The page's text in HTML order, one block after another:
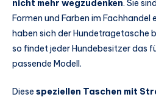
nicht mehr wegzudenken. Sie
Formen und Farben im Fachhandel
haben sich der Hundetragetasche
so findet jeder Hundebesitzer das
passende Modell.
Diese speziellen Taschen mit